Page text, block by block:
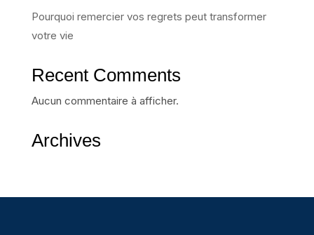
Pourquoi remercier vos regrets peut transformer
votre vie
Recent Comments
Aucun commentaire à afficher.
Archives